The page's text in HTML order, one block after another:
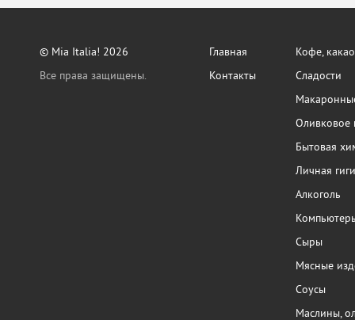
© Mia Italia! 2026
Все права защищены.
Главная
Контакты
Кофе,
Сладости
Оливковое
Бытовая
Личная
Алкоголь
Сыры
Мясные
Соусы
Маслины,